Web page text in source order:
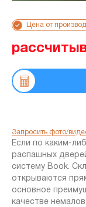
Цена от
Запросить фото/
Если по каким-
распашных
систему Book.
открываются
основное
качестве